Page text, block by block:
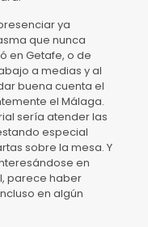
ya
que nunca
en Getafe, o de
a medias y al
buena cuenta el
el Málaga.
sería atender las
especial
sobre la mesa. Y
en
parece haber
en algún